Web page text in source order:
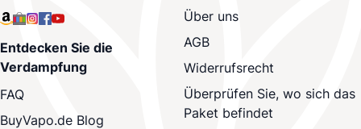
Entdecken Sie die
Verdampfung
FAQ
BuyVapo.de Blog
Über uns
AGB
Widerrufsrecht
Überprüfen Sie, wo sich das
Paket befindet